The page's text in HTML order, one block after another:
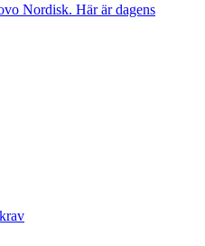
Nordisk. Här är dagens